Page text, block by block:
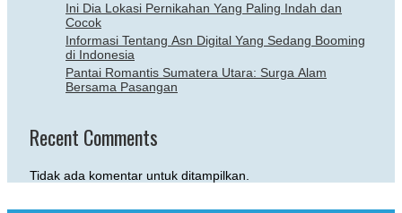
Ini Dia Lokasi Pernikahan Yang Paling Indah dan
Cocok
Informasi Tentang Asn Digital Yang Sedang Booming
di Indonesia
Pantai Romantis Sumatera Utara: Surga Alam
Bersama Pasangan
Recent Comments
Tidak ada komentar untuk ditampilkan.